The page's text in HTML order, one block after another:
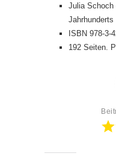
Julia Schoch
Jahrhunderts
ISBN 978-3-
192 Seiten.